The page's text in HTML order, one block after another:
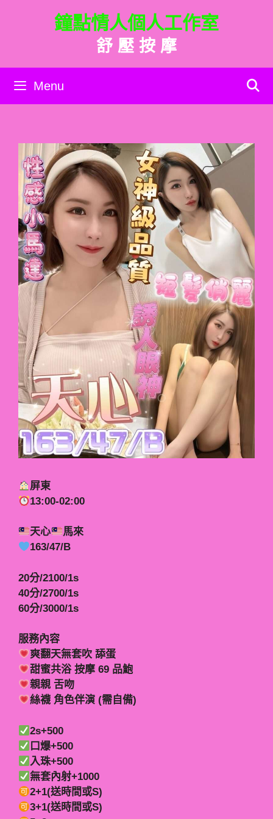
內
鐘點情人個人工作室
舒 壓 按 摩
Menu
屏東
13:00-02:00
天心
馬來
163/47/B
20分/2100/1s
40分/2700/1s
60分/3000/1s
服務內容
爽翻天無套吹 舔蛋
甜蜜共浴 按摩 69 品鮑
親親 舌吻
絲襪 角色伴演 (需自備)
2s+500
口爆+500
入珠+500
無套內射+1000
2+1(送時間或S)
3+1(送時間或S)